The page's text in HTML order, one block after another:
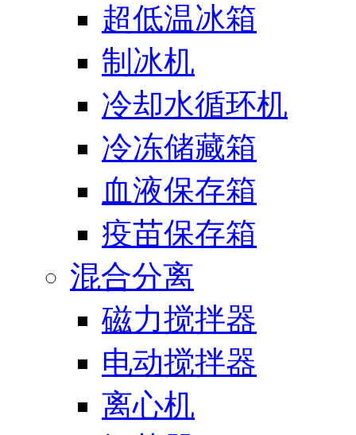
超低温冰箱
制冰机
冷却水循环机
冷冻储藏箱
血液保存箱
疫苗保存箱
混合分离
磁力搅拌器
电动搅拌器
离心机